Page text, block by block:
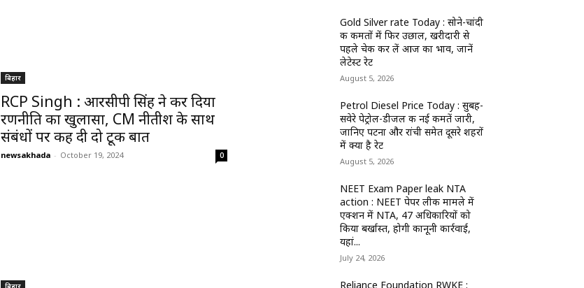
बिहार
RCP Singh : आरसीपी सिंह ने कर दिया
रणनीति का खुलासा, CM नीतीश के साथ
संबंधों पर कह दी दो टूक बात
newsakhada - October 19, 2024 0
बिहार
Gold Silver rate Today : सोने-चांदी
की कीमतों में फिर उछाल, खरीदारी से
पहले चेक कर लें आज का भाव, जानें
लेटेस्ट रेट
August 5, 2026
Petrol Diesel Price Today : सुबह-
सवेरे पेट्रोल-डीजल की नई कीमतें जारी,
जानिए पटना और रांची समेत दूसरे शहरों
में क्या है रेट
August 5, 2026
NEET Exam Paper leak NTA
action : NEET पेपर लीक मामले में
एक्शन में NTA, 47 अधिकारियों को
किया बर्खास्त, होगी कानूनी कार्रवाई,
यहां...
July 24, 2026
Reliance Foundation RWKE :